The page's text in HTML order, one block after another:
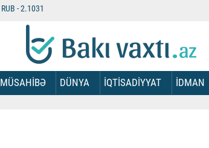
RUB -2.1031
MÜSAHİBƏ DÜNYA İQTİSADİYYAT İDMAN